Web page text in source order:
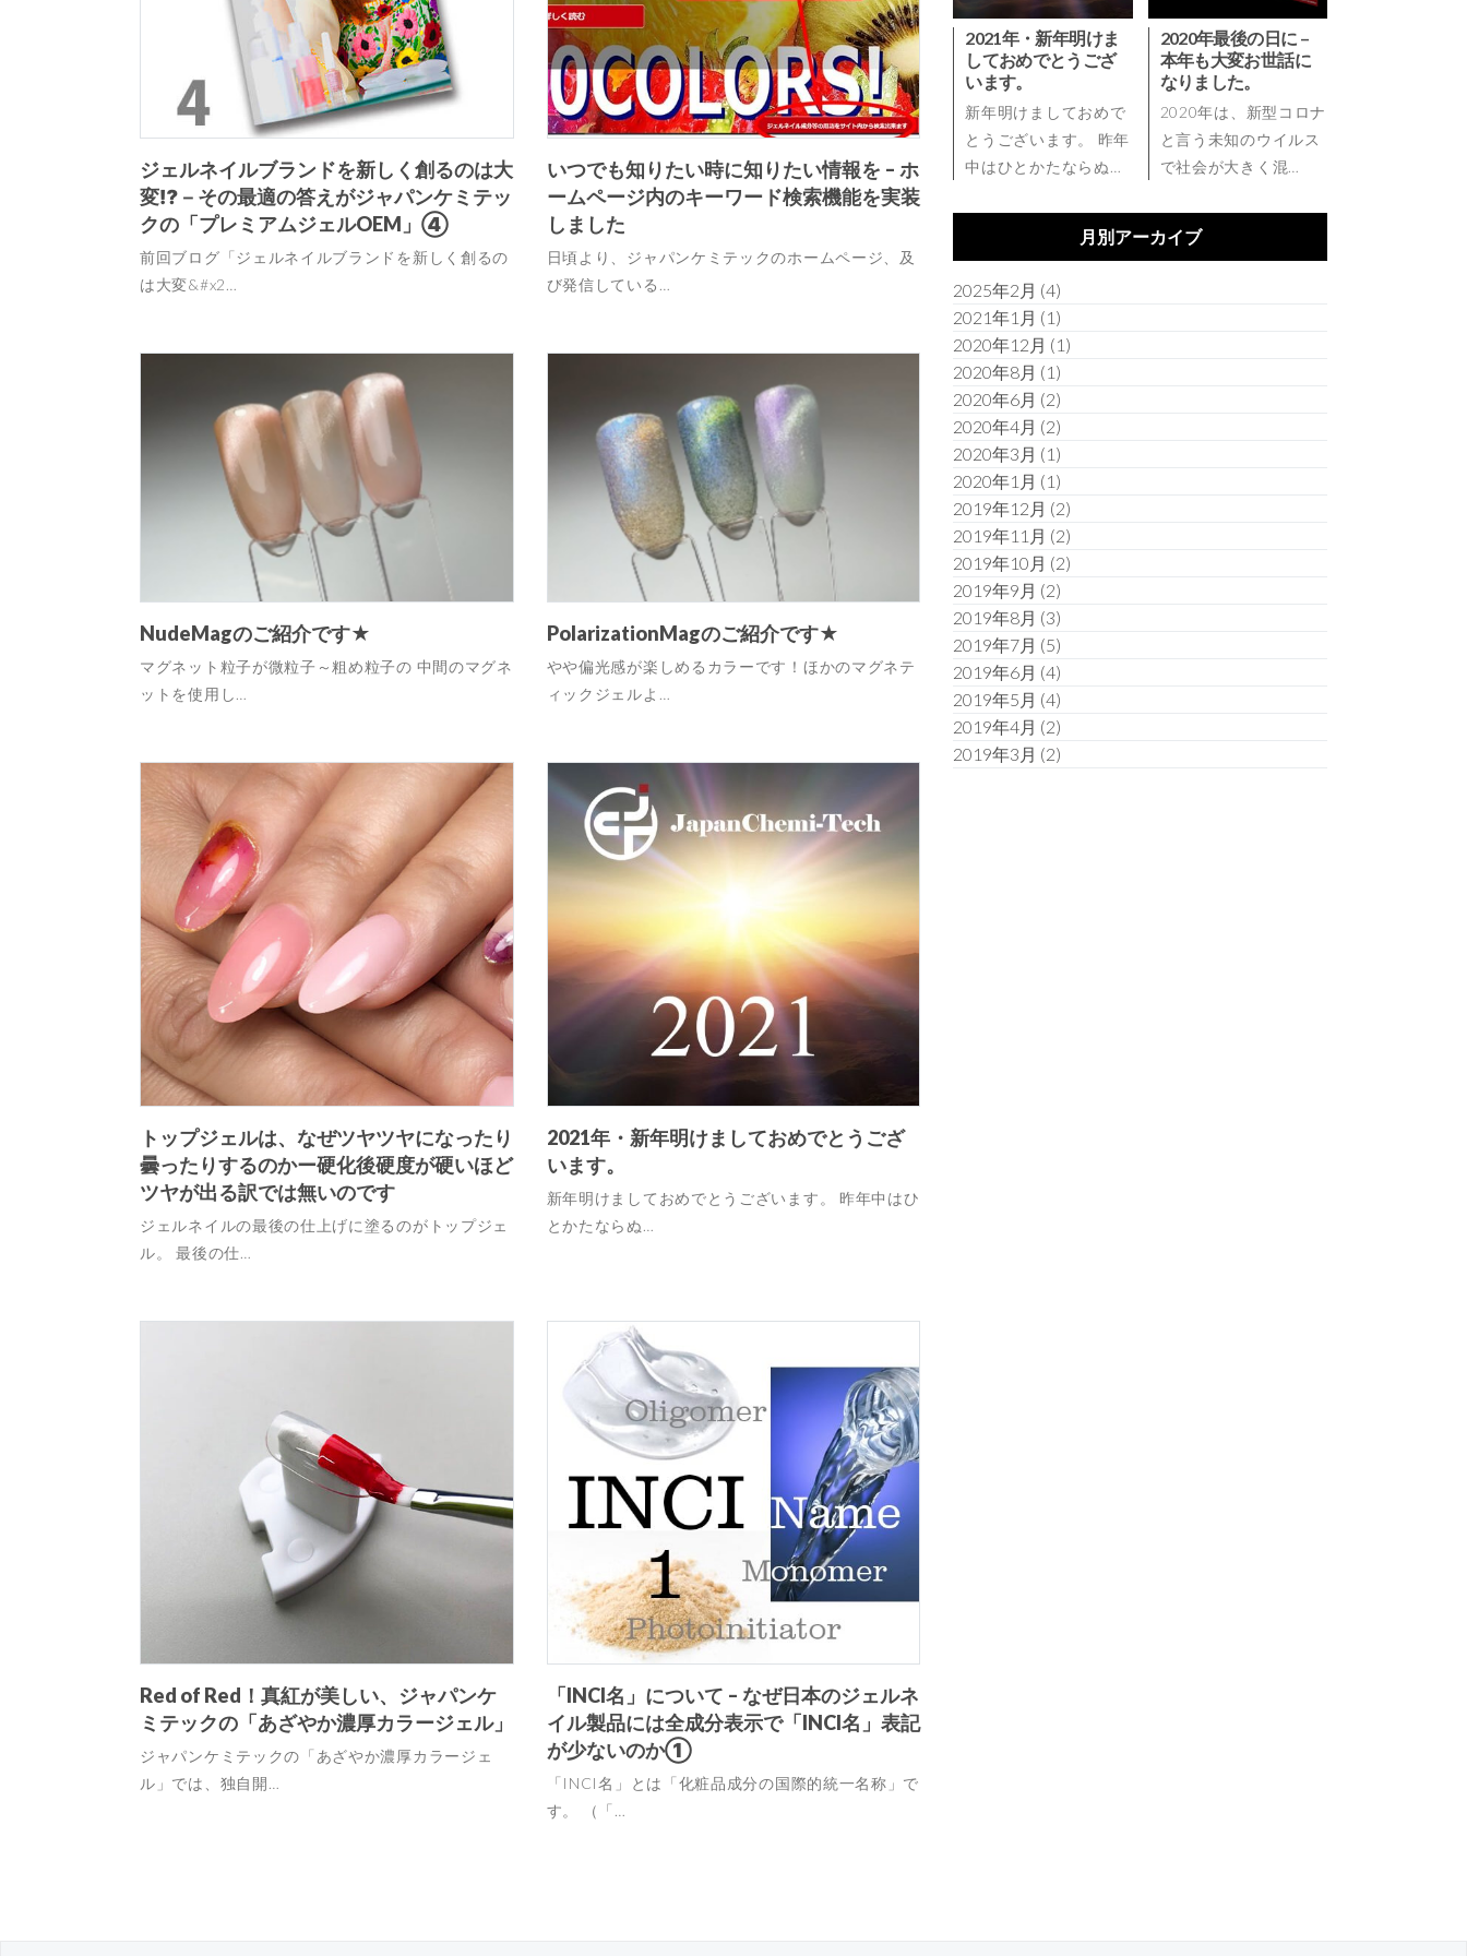
ジェルネイルブランドを新しく創るのは大
変⁉－その最適の答えがジャパンケミテッ
クの「プレミアムジェルOEM」④
前回ブログ「ジェルネイルブランドを新しく創るの
は大変&#x2…
いつでも知りたい時に知りたい情報を – ホ
ームページ内のキーワード検索機能を実装
しました
日頃より、ジャパンケミテックのホームページ、及
び発信している…
NudeMagのご紹介です★
マグネット粒子が微粒子～粗め粒子の 中間のマグネ
ットを使用し…
PolarizationMagのご紹介です★
やや偏光感が楽しめるカラーです！ほかのマグネテ
ィックジェルよ…
トップジェルは、なぜツヤツヤになったり
曇ったりするのかー硬化後硬度が硬いほど
ツヤが出る訳では無いのです
ジェルネイルの最後の仕上げに塗るのがトップジェ
ル。 最後の仕…
2021年・新年明けましておめでとうござ
います。
新年明けましておめでとうございます。 昨年中はひ
とかたならぬ…
Red of Red！真紅が美しい、ジャパンケ
ミテックの「あざやか濃厚カラージェル」
ジャパンケミテックの「あざやか濃厚カラージェ
ル」では、独自開…
「INCI名」について – なぜ日本のジェルネ
イル製品には全成分表示で「INCI名」表記
が少ないのか①
「INCI名」とは「化粧品成分の国際的統一名称」で
す。 （「…
2021年・新年明けま
しておめでとうござ
います。
新年明けましておめで
とうございます。 昨年
中はひとかたならぬ…
2020年最後の日に –
本年も大変お世話に
なりました。
2020年は、新型コロナ
と言う未知のウイルス
で社会が大きく混…
月別アーカイブ
2025年2月 (4)
2021年1月 (1)
2020年12月 (1)
2020年8月 (1)
2020年6月 (2)
2020年4月 (2)
2020年3月 (1)
2020年1月 (1)
2019年12月 (2)
2019年11月 (2)
2019年10月 (2)
2019年9月 (2)
2019年8月 (3)
2019年7月 (5)
2019年6月 (4)
2019年5月 (4)
2019年4月 (2)
2019年3月 (2)